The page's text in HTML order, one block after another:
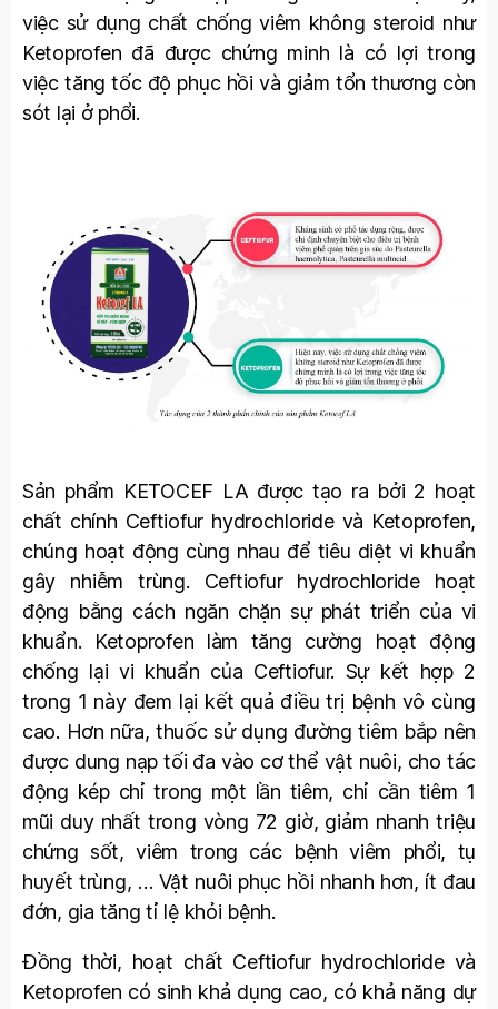
việc sử dụng chất chống viêm không steroid như
Ketoprofen đã được chứng minh là có lợi trong
việc tăng tốc độ phục hồi và giảm tổn thương còn
sót lại ở phổi.
Sản phẩm KETOCEF LA được tạo ra bởi 2 hoạt
chất chính Ceftiofur hydrochloride và Ketoprofen,
chúng hoạt động cùng nhau để tiêu diệt vi khuẩn
gây nhiễm trùng. Ceftiofur hydrochloride hoạt
động bằng cách ngăn chặn sự phát triển của vi
khuẩn. Ketoprofen làm tăng cường hoạt động
chống lại vi khuẩn của Ceftiofur. Sự kết hợp 2
trong 1 này đem lại kết quả điều trị bệnh vô cùng
cao. Hơn nữa, thuốc sử dụng đường tiêm bắp nên
được dung nạp tối đa vào cơ thể vật nuôi, cho tác
động kép chỉ trong một lần tiêm, chỉ cần tiêm 1
mũi duy nhất trong vòng 72 giờ, giảm nhanh triệu
chứng sốt, viêm trong các bệnh viêm phổi, tụ
huyết trùng, … Vật nuôi phục hồi nhanh hơn, ít đau
đớn, gia tăng tỉ lệ khỏi bệnh.
Đồng thời, hoạt chất Ceftiofur hydrochloride và
Ketoprofen có sinh khả dụng cao, có khả năng dự